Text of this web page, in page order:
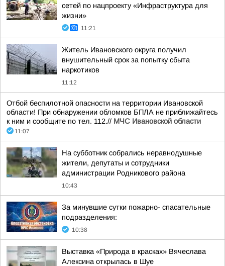
сетей по нацпроекту «Инфраструктура для
жизни»
11:21
Житель Ивановского округа получил
внушительный срок за попытку сбыта
наркотиков
11:12
Отбой беспилотной опасности на территории Ивановской
области! При обнаружении обломков БПЛА не приближайтесь
к ним и сообщите по тел. 112.// МЧС Ивановской области
11:07
На субботник собрались неравнодушные
жители, депутаты и сотрудники
администрации Родникового района
10:43
За минувшие сутки пожарно- спасательные
подразделения:
10:38
Выставка «Природа в красках» Вячеслава
Алексина открылась в Шуе